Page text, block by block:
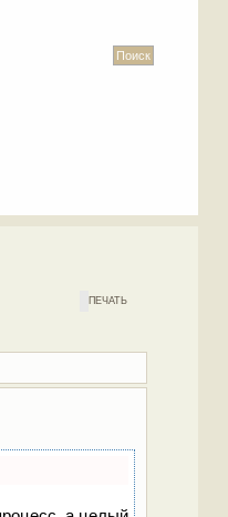
ПЕЧАТЬ